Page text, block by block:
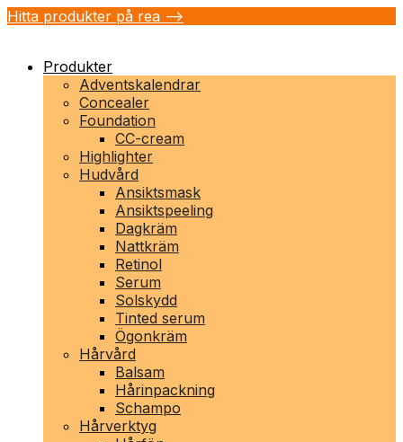
Hitta produkter på rea -->
Produkter
Adventskalendrar
Concealer
Foundation
CC-cream
Highlighter
Hudvård
Ansiktsmask
Ansiktspeeling
Dagkräm
Nattkräm
Retinol
Serum
Solskydd
Tinted serum
Ögonkräm
Hårvård
Balsam
Hårinpackning
Schampo
Hårverktyg